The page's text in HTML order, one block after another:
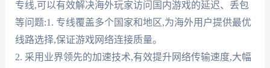
专线,可以有效解决海外玩家访问国内游戏的延迟、丢包
等问题:1. 专线覆盖多个国家和地区,为海外用户提供最优
线路选择,保证游戏网络连接质量。
2. 采用业界领先的加速技术,有效提升网络传输速度,大幅